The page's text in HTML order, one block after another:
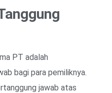
PT adalah
bagi para pemiliknya.
jawab atas